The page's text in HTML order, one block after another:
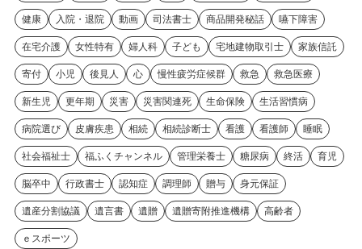
健康 入院・退院 動画 司法書士 商品開発秘話 嚥下障害
在宅介護 女性特有 婦人科 子ども 宅地建物取引士 家族信託
寄付 小児 後見人 心 慢性疲労症候群 救急 救急医療
新生児 更年期 災害 災害関連死 生命保険 生活習慣病
病院選び 皮膚疾患 相続 相続診断士 看護 看護師 睡眠
社会福祉士 福ふくチャンネル 管理栄養士 糖尿病 終活 育児
脳卒中 行政書士 認知症 調理師 贈与 身元保証
遺産分割協議 遺言書 遺贈 遺贈寄附推進機構 高齢者
ｅスポーツ